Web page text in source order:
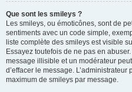
Que sont les smileys ?
Les smileys, ou émoticônes, sont de
sentiments avec un code simple,
liste complète des smileys est visible
Essayez toutefois de ne pas en
message illisible et un modérateur
d’effacer le message.
maximum de smileys par message.